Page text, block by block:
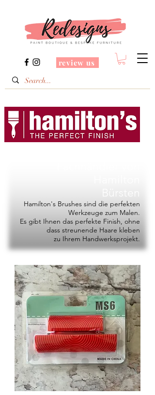
review us
Hamilton's Brushes sind die perfekten
Werkzeuge zum Malen.
Es gibt Ihnen das perfekte Finish, ohne
dass streunende Haare kleben
zu Ihrem Handwerksprojekt.